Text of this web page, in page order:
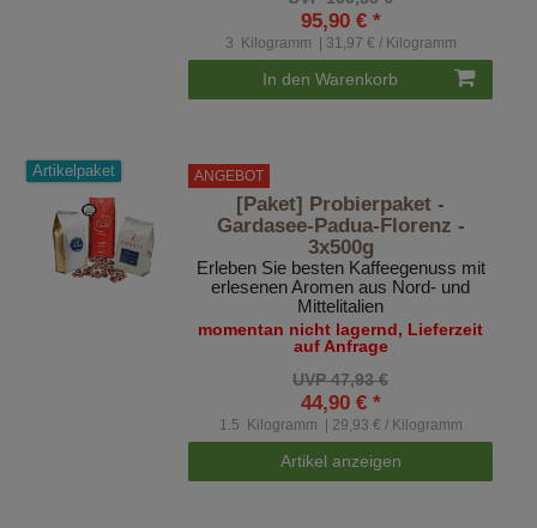
95,90 € *
3 Kilogramm | 31,97 € / Kilogramm
In den Warenkorb
Artikelpaket ANGEBOT
[Paket] Probierpaket -
Gardasee-Padua-Florenz -
3x500g
Erleben Sie besten Kaffeegenuss mit
erlesenen Aromen aus Nord- und
Mittelitalien
momentan nicht lagernd, Lieferzeit
auf Anfrage
UVP 47,93 €
44,90 € *
1.5 Kilogramm | 29,93 € / Kilogramm
Artikel anzeigen